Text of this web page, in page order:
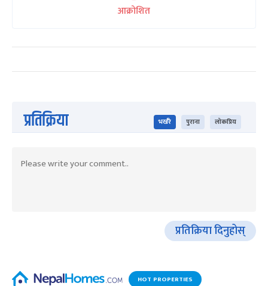
आक्रोशित
प्रतिक्रिया भर्खरै पुराना लोकप्रिय
प्रतिक्रिया दिनुहोस्
HOT PROPERTIES